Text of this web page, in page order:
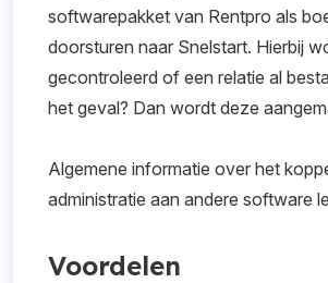
softwarepakket van Rentpro als
doorsturen naar Snelstart. Hierbij
gecontroleerd of een relatie al
het geval? Dan wordt deze
Algemene informatie over het
administratie aan andere software
Voordelen